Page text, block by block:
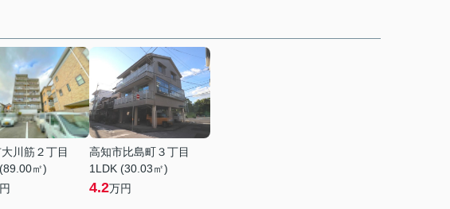
川筋２丁目
㎡)
高知市比島町３丁目
1LDK (30.03㎡)
4.2万円